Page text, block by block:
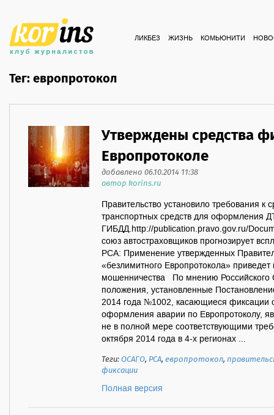
ЛИКБЕЗ ЖИЗНЬ КОМЬЮНИТИ
Тег: европротокол
Утверждены средства
Европротоколе
добавлено 06.10.2014 11:38
автор korins.ru
Правительство установило требования
транспортных средств для оформления
ГИБДД.http://publication.pravo.gov.ru/
союз автостраховщиков прогнозирует
РСА: Применение утвержденных
«безлимитного Европротокола» приведет
мошенничества По мнению Российского
положения, установленные
2014 года №1002, касающиеся фиксации
оформления аварии по Европротоколу,
не в полной мере соответствующими
октября 2014 года в 4-х регионах ...
Теги:ОСАГО, РСА,европротокол,
фиксации
Полная версия